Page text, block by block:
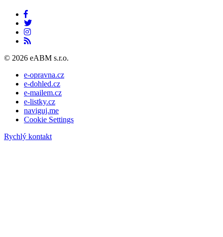
© 2026 eABM s.r.o.
e-opravna.cz
e-dohled.cz
e-mailem.cz
e-listky.cz
naviguj.me
Cookie Settings
Rychlý kontakt